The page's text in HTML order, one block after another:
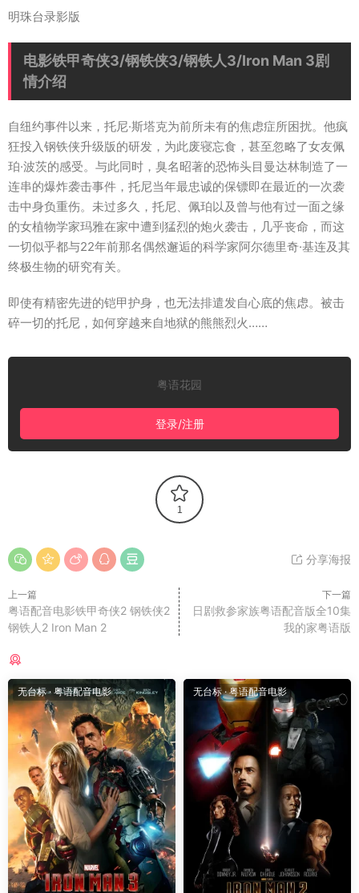
明珠台录影版
电影铁甲奇侠3/钢铁侠3/钢铁人3/Iron Man 3剧
情介绍
自纽约事件以来，托尼·斯塔克为前所未有的焦虑症所困扰。他疯
狂投入钢铁侠升级版的研发，为此废寝忘食，甚至忽略了女友佩
珀·波茨的感受。与此同时，臭名昭著的恐怖头目曼达林制造了一
连串的爆炸袭击事件，托尼当年最忠诚的保镖即在最近的一次袭
击中身负重伤。未过多久，托尼、佩珀以及曾与他有过一面之缘
的女植物学家玛雅在家中遭到猛烈的炮火袭击，几乎丧命，而这
一切似乎都与22年前那名偶然邂逅的科学家阿尔德里奇·基连及其
终极生物的研究有关。
即使有精密先进的铠甲护身，也无法排遣发自心底的焦虑。被击
碎一切的托尼，如何穿越来自地狱的熊熊烈火……
粤语花园
登录/注册
1
分享海报
上一篇
粤语配音电影铁甲奇侠2 钢铁侠2
钢铁人2 Iron Man 2
下一篇
日剧救参家族粤语配音版全10集
我的家粤语版
无台标· 粤语配音电影 无台标·粤语配音电影